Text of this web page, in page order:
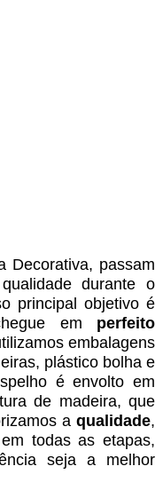
passam
durante o
principal objetivo é
em perfeito
embalagens
plástico bolha e
é envolto em
de madeira, que
aqualidade,
todas as etapas,
seja a melhor